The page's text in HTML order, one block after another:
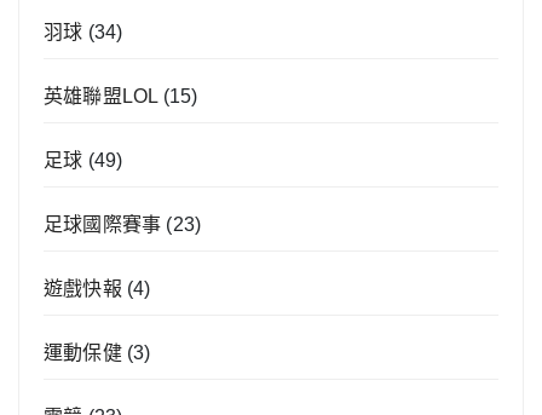
羽球 (34)
英雄聯盟LOL (15)
足球 (49)
足球國際賽事 (23)
遊戲快報 (4)
運動保健(3)